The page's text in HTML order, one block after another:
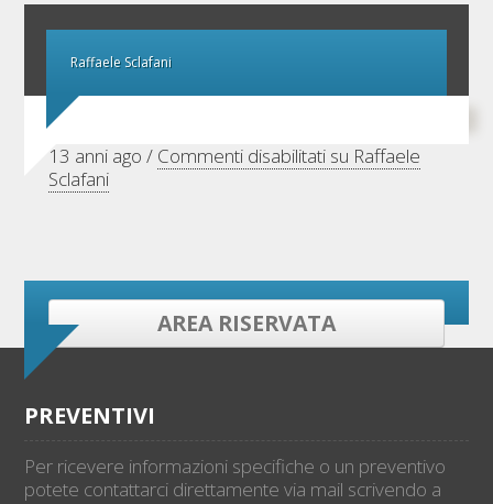
Raffaele Sclafani
13 anni ago / Commenti disabilitati su Raffaele
Sclafani
AREA RISERVATA
PREVENTIVI
Per ricevere informazioni specifiche o un preventivo
potete contattarci direttamente via mail scrivendo a